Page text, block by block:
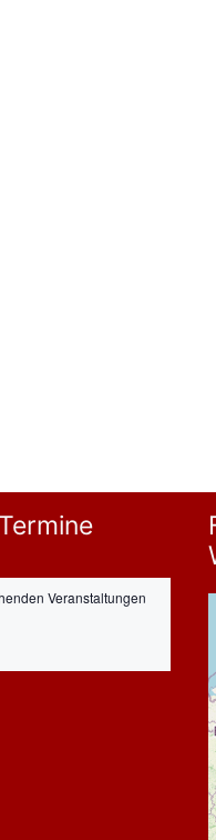
Veranstaltungen